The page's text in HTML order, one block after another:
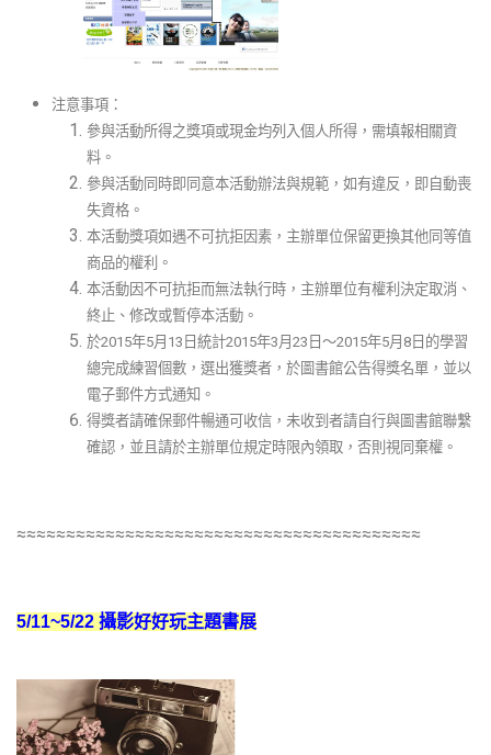
注意事項：
參與活動所得之獎項或現金均列入個人所得，需填報相關資
料。
參與活動同時即同意本活動辦法與規範，如有違反，即自動喪
失資格。
本活動獎項如遇不可抗拒因素，主辦單位保留更換其他同等值
商品的權利。
本活動因不可抗拒而無法執行時，主辦單位有權利決定取消、
終止、修改或暫停本活動。
於2015年5月13日統計2015年3月23日～2015年5月8日的學習
總完成練習個數，選出獲獎者，於圖書館公告得獎名單，並以
電子郵件方式通知。
得獎者請確保郵件暢通可收信，未收到者請自行與圖書館聯繫
確認，並且請於主辦單位規定時限內領取，否則視同棄權。
≈≈≈≈≈≈≈≈≈≈≈≈≈≈≈≈≈≈≈≈≈≈≈≈≈≈≈≈≈≈≈≈≈≈≈≈≈≈≈≈≈
5/11~5/22 攝影好好玩主題書展